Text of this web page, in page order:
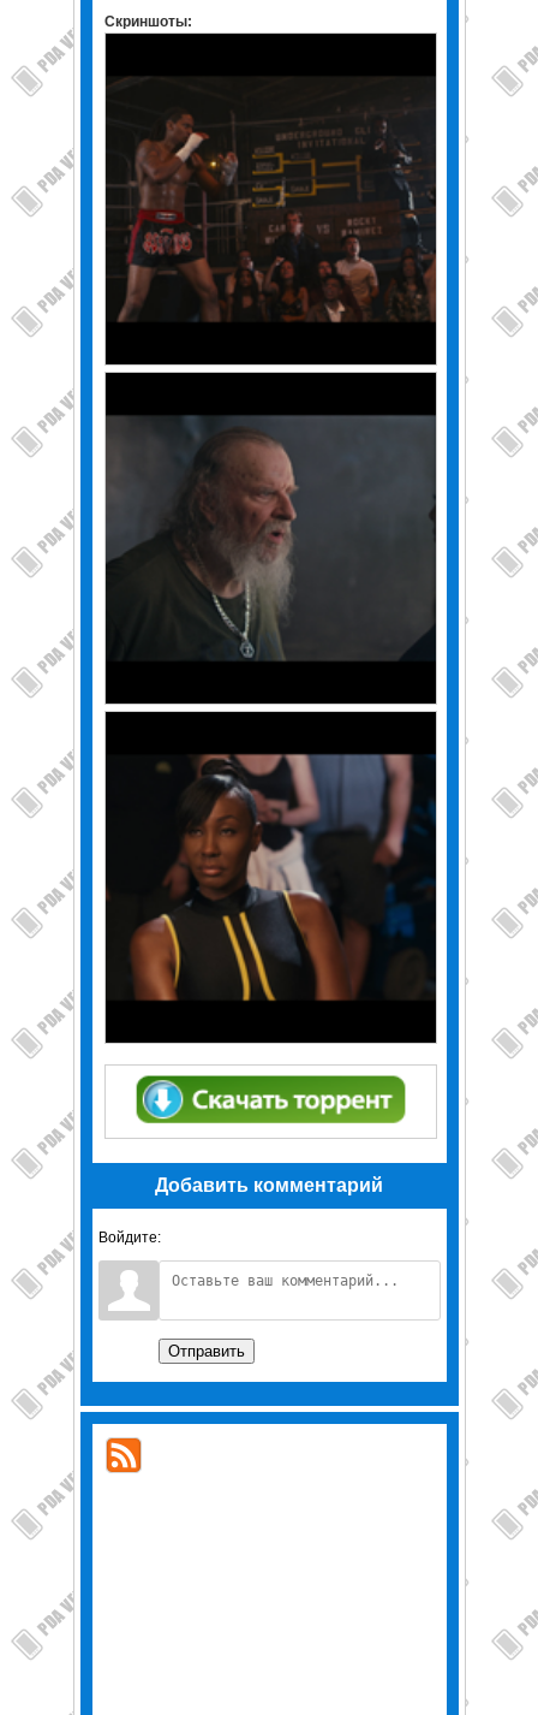
Скриншоты:
Добавить комментарий
Войдите:
Отправить